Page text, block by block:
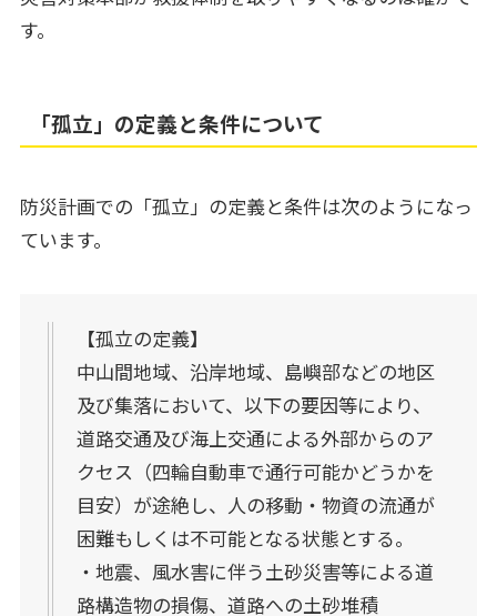
す。
「孤立」の定義と条件について
防災計画での「孤立」の定義と条件は次のようになっ
ています。
【孤立の定義】
中山間地域、沿岸地域、島嶼部などの地区
及び集落において、以下の要因等により、
道路交通及び海上交通による外部からのア
クセス（四輪自動車で通行可能かどうかを
目安）が途絶し、人の移動・物資の流通が
困難もしくは不可能となる状態とする。
・地震、風水害に伴う土砂災害等による道
路構造物の損傷、道路への土砂堆積